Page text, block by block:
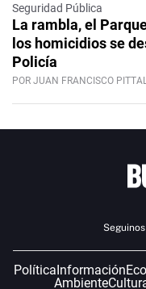
Seguridad Pública
La rambla, el
los homicidios se
Policía
POR JUAN FRANCISCO
Política Información
Ambiente